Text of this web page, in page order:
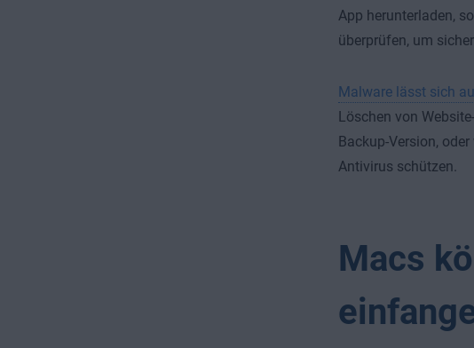
App herunterladen,
überprüfen, um
Malware lässt sich
Löschen von
Backup-Version,
Antivirus schützen.
Macs